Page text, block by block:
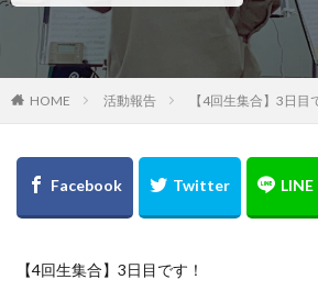
HOME 活動報告 【4回生集合】3日目
【4回生集合】3日目です！